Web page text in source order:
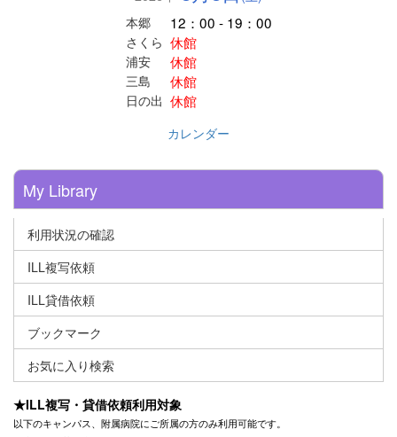
本郷
12：00 - 19：00
さくら 休館
浦安 休館
三島 休館
日の出 休館
カレンダー
My Library
利用状況の確認
ILL複写依頼
ILL貸借依頼
ブックマーク
お気に入り検索
★ILL複写・貸借依頼利用対象
以下のキャンパス、附属病院にご所属の方のみ利用可能です。